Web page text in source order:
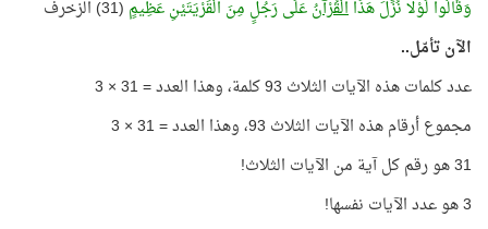
وَقَالُوا لَوْلَا نُزِّلَ هَذَاالْقُرْآنُعَلَى رَجُلٍ مِنَ الْقَرْيَتَيْنِ عَظِيمٍ (31) الزخرف
الآن تأمّل..
عدد كلمات هذه الآيات الثلاث 93 كلمة، وهذا العدد = 31 × 3
مجموع أرقام هذه الآيات الثلاث 93، وهذا العدد = 31 × 3
31 هو رقم كل آية من الآيات الثلاث!
3 هو عدد الآيات نفسها!